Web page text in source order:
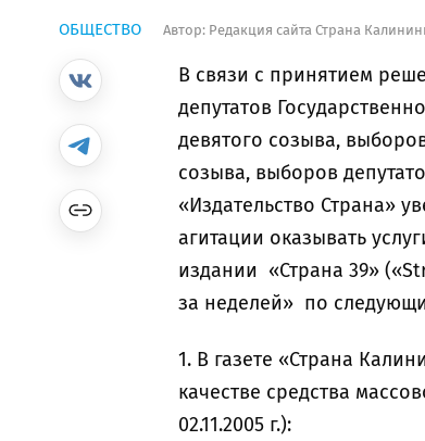
ОБЩЕСТВО Автор: Редакция сайта Страна
В связи с принятием
депутатов
девятого созыва,
созыва, выборов
«Издательство Страна»
агитации оказывать
издании «Страна 39»
за неделей» по
1. В газете «Страна
качестве средства
02.11.2005 г.):